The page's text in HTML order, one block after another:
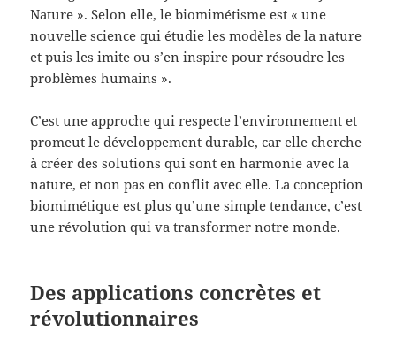
Nature ». Selon elle, le biomimétisme est « une
nouvelle science qui étudie les modèles de la nature
et puis les imite ou s’en inspire pour résoudre les
problèmes humains ».
C’est une approche qui respecte l’environnement et
promeut le développement durable, car elle cherche
à créer des solutions qui sont en harmonie avec la
nature, et non pas en conflit avec elle. La conception
biomimétique est plus qu’une simple tendance, c’est
une révolution qui va transformer notre monde.
Des applications concrètes et
révolutionnaires